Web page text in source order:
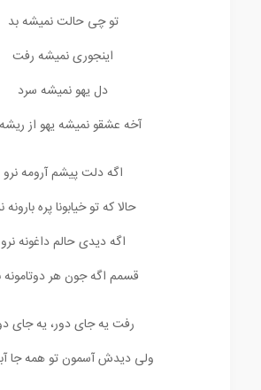
تو چی حالت نمیشه بد
اینجوری نمیشه رفت
دل یهو نمیشه سرد
آخه عشقو نمیشه یهو از
اگه دلت پیشم آرومه نرو
حالا که تو خیابونا پره بارونه
اگه دیدی حالم داغونه نرو
قسمم اگه جون هر دوتامونه
رفت یه جای دور، یه جای
ولی دیدش آسمون تو همه جا